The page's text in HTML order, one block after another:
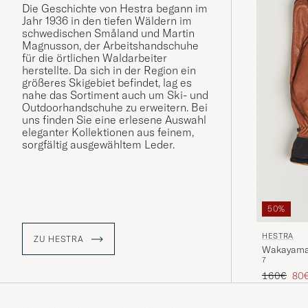
Die Geschichte von Hestra begann im
Jahr 1936 in den tiefen Wäldern im
schwedischen Småland und Martin
Magnusson, der Arbeitshandschuhe
für die örtlichen Waldarbeiter
herstellte. Da sich in der Region ein
größeres Skigebiet befindet, lag es
nahe das Sortiment auch um Ski- und
Outdoorhandschuhe zu erweitern. Bei
uns finden Sie eine erlesene Auswahl
eleganter Kollektionen aus feinem,
sorgfältig ausgewähltem Leder.
ZU HESTRA
50%
HESTRA
7
Regulärer
160€